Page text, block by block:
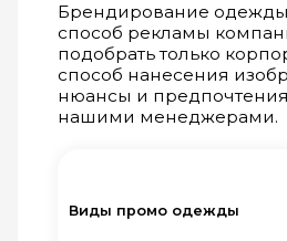
Брендирование
способ рекламы
подобрать только
способ нанесения
нюансы и
нашими менеджерами.
Виды промо одежды